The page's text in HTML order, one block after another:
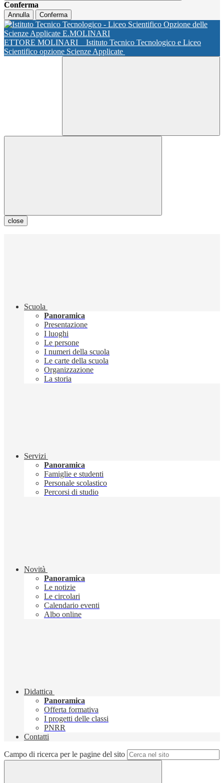
Conferma
Annulla Conferma
ETTORE MOLINARI
Istituto Tecnico Tecnologico e Liceo
Scientifico opzione Scienze Applicate
close
Scuola
Panoramica
Presentazione
I luoghi
Le persone
I numeri della scuola
Le carte della scuola
Organizzazione
La storia
Servizi
Panoramica
Famiglie e studenti
Personale scolastico
Percorsi di studio
Novità
Panoramica
Le notizie
Le circolari
Calendario eventi
Albo online
Didattica
Panoramica
Offerta formativa
I progetti delle classi
PNRR
Contatti
Campo di ricerca per le pagine del sito